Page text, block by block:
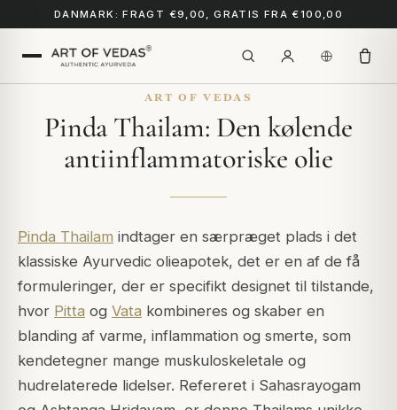
DANMARK: FRAGT €9,00, GRATIS FRA €100,00
ART OF VEDAS
Pinda Thailam: Den kølende
antiinflammatoriske olie
Pinda Thailam indtager en særpræget plads i det
klassiske Ayurvedic olieapotek, det er en af de få
formuleringer, der er specifikt designet til tilstande,
hvor Pitta og Vata kombineres og skaber en
blanding af varme, inflammation og smerte, som
kendetegner mange muskuloskeletale og
hudrelaterede lidelser. Refereret i Sahasrayogam